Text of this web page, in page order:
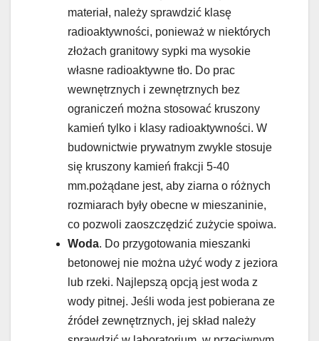
materiał, należy sprawdzić klasę
radioaktywności, ponieważ w niektórych
złożach granitowy sypki ma wysokie
własne radioaktywne tło. Do prac
wewnętrznych i zewnętrznych bez
ograniczeń można stosować kruszony
kamień tylko i klasy radioaktywności. W
budownictwie prywatnym zwykle stosuje
się kruszony kamień frakcji 5-40
mm.pożądane jest, aby ziarna o różnych
rozmiarach były obecne w mieszaninie,
co pozwoli zaoszczędzić zużycie spoiwa.
Woda. Do przygotowania mieszanki
betonowej nie można użyć wody z jeziora
lub rzeki. Najlepszą opcją jest woda z
wody pitnej. Jeśli woda jest pobierana ze
źródeł zewnętrznych, jej skład należy